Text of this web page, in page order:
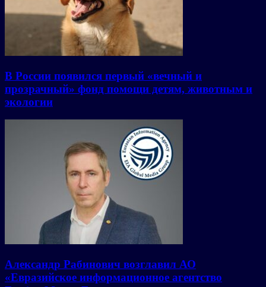
В России появился первый «вечный и
прозрачный» фонд помощи детям, животным и
экологии
Александр Рабинович возглавил АО
«Евразийское информационное агентство